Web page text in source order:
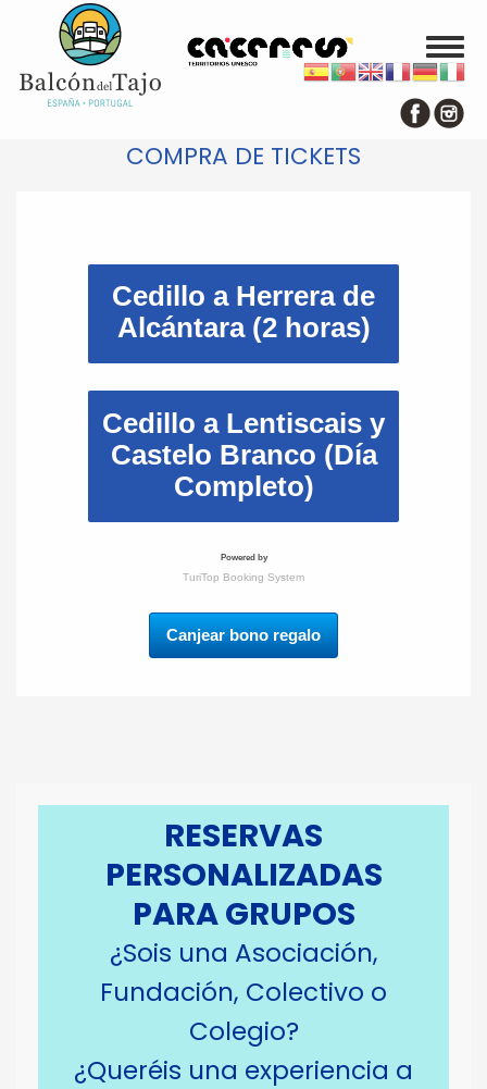
Pasar
COMPRA DE TICKETS
Canjear bono regalo
RESERVAS
PERSONALIZADAS
PARA GRUPOS
¿Sois una Asociación,
Fundación, Colectivo o
Colegio?
¿Queréis una experiencia a